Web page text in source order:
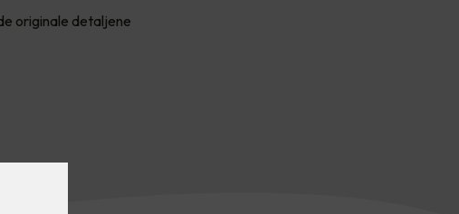
originale detaljene